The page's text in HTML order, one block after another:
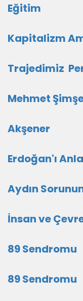
Eğitim
Kapitalizm
Trajedimiz
Mehmet
Akşener
Erdoğan'ı
Aydın
İnsan ve
89 Sendromu
89 Sendromu